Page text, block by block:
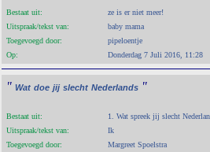
Bestaat uit:
ze is er niet meer!
Uitspraak/tekst van:
baby mama
Toegevoegd door:
pipeloentje
Op:
Donderdag 7 Juli 2016, 11:28
" Wat doe jij slecht Nederlands "
Bestaat uit:
1. Wat spreek jij slecht
Uitspraak/tekst van:
Ik
Toegevoegd door:
Margreet Spoelstra